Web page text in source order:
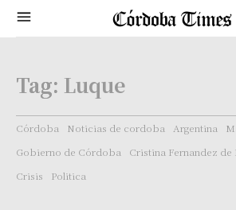
Tag: Luque
Córdoba Noticias de cordoba Argentina
Gobierno de Córdoba
Cristina Fernandez
Crisis
Politica